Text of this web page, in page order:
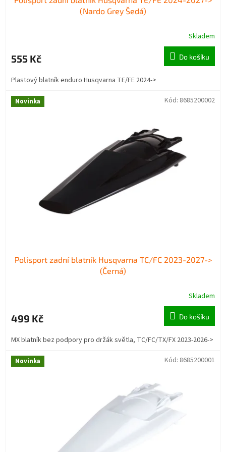
(Nardo Grey Šedá)
Skladem
555 Kč Do košíku
Plastový blatník enduro Husqvarna TE/FE 2024->
Novinka
Polisport zadní blatník Husqvarna TC/FC 2023-2027->
(Černá)
Skladem
499 Kč Do košíku
MX blatník bez podpory pro držák světla, TC/FC/TX/FX 2023-2026->
Kód: 8685200002
Novinka Kód: 8685200001